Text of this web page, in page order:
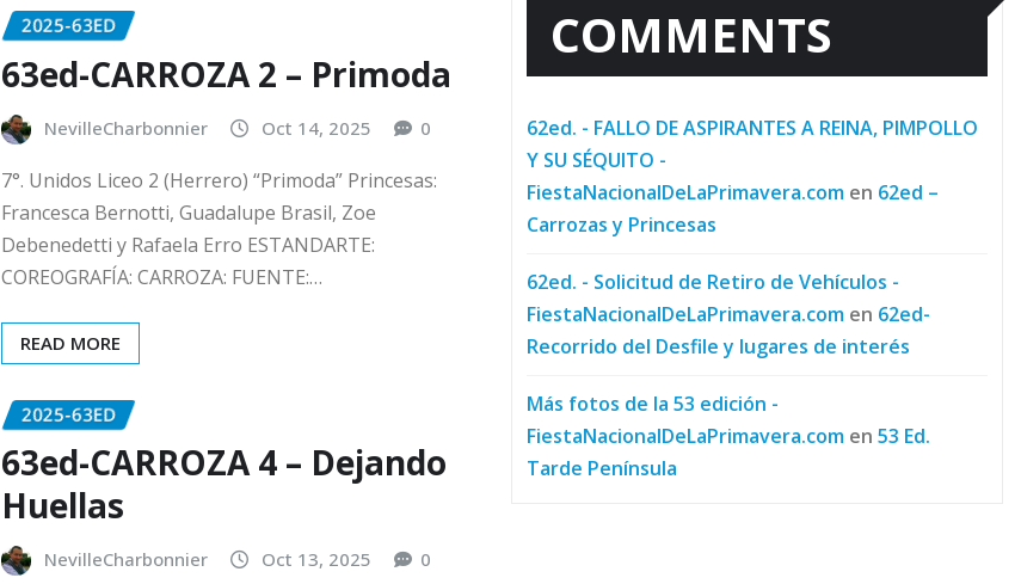
2025-63ED
63ed-CARROZA 2 – Primoda
NevilleCharbonnier Oct 14, 2025 0
7°. Unidos Liceo 2 (Herrero) “Primoda” Princesas:
Francesca Bernotti, Guadalupe Brasil, Zoe
Debenedetti y Rafaela Erro ESTANDARTE:
COREOGRAFÍA: CARROZA: FUENTE:…
READ MORE
2025-63ED
63ed-CARROZA 4 – Dejando
Huellas
NevilleCharbonnier Oct 13, 2025 0
COMMENTS
62ed. - FALLO DE ASPIRANTES A REINA, PIMPOLLO
Y SU SÉQUITO -
FiestaNacionalDeLaPrimavera.com en 62ed –
Carrozas y Princesas
62ed. - Solicitud de Retiro de Vehículos -
FiestaNacionalDeLaPrimavera.com en 62ed-
Recorrido del Desfile y lugares de interés
Más fotos de la 53 edición -
FiestaNacionalDeLaPrimavera.com en 53 Ed.
Tarde Península